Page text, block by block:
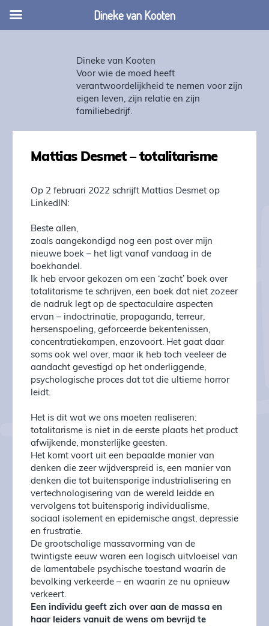
Dineke van Kooten
Voor wie de moed heeft
verantwoordelijkheid te nemen voor zijn
eigen leven, zijn relatie en zijn
familiebedrijf.
Mattias Desmet – totalitarisme
Op 2 februari 2022 schrijft Mattias Desmet op
LinkedIN:
Beste allen,
zoals aangekondigd nog een post over mijn
nieuwe boek – het ligt vanaf vandaag in de
boekhandel.
Ik heb ervoor gekozen om een ‘zacht’ boek over
totalitarisme te schrijven, een boek dat niet zozeer
de nadruk legt op de spectaculaire aspecten
ervan – indoctrinatie, propaganda, terreur,
hersenspoeling, geforceerde bekentenissen,
concentratiekampen, enzovoort. Het gaat daar
soms ook wel over, maar ik heb toch veeleer de
aandacht gevestigd op het onderliggende,
psychologische proces dat tot die ultieme horror
leidt.
Het is dit wat we ons moeten realiseren:
totalitarisme is niet in de eerste plaats het product
afwijkende, monsterlijke geesten.
Het komt voort uit een bepaalde manier van
denken die zeer wijdverspreid is, een manier van
denken die tot buitensporige industrialisering en
vertechnologisering van de wereld leidde en
vervolgens tot buitensporig individualisme,
sociaal isolement en epidemische angst, depressie
en frustratie.
De grootschalige massavorming van de
twintigste eeuw waren een logisch uitvloeisel van
de lamentabele psychische toestand waarin de
bevolking verkeerde – en waarin ze nu opnieuw
verkeert.
Een individu geeft zich over aan de massa en
haar leiders vanuit de wens om bevrijd te
Dineke van Kooten